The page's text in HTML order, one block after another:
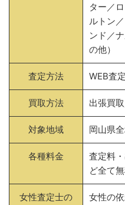
ター／
ルトン
ンド／
の他）
査定方法 WEB査
買取方法 出張買
対象地域 岡山県
各種料金
査定料
ど全て
女性査定士の
女性の